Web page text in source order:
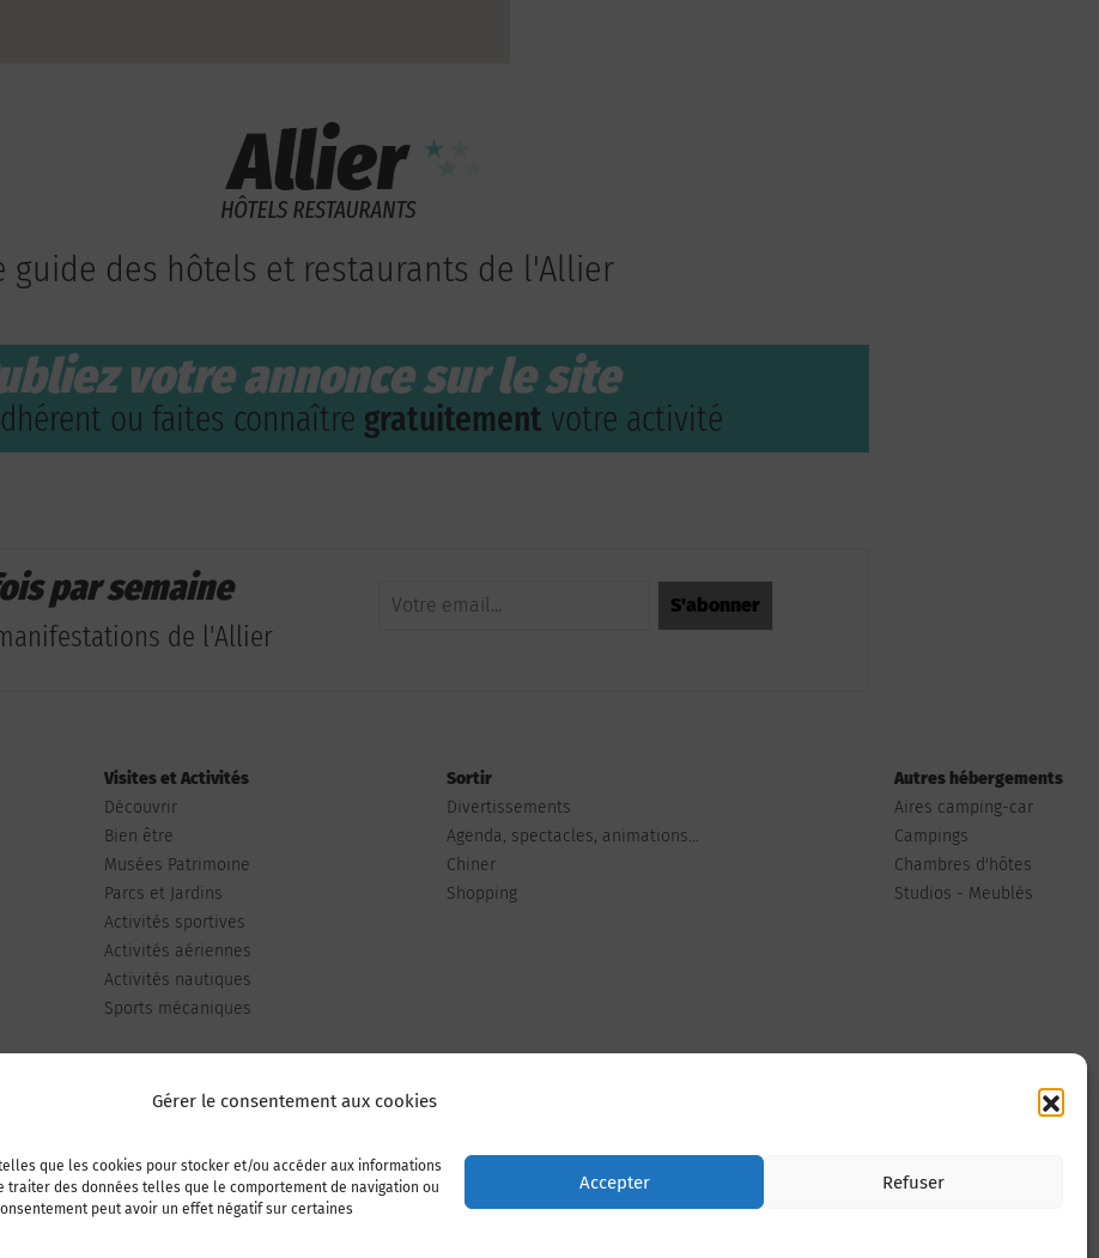
Gérer le consentement aux cookies
que les cookies pour stocker et/ou accéder aux informations
des données telles que le comportement de navigation ou
peut avoir un effet négatif sur certaines
Accepter Refuser
guide des hôtels et restaurants de l'Allier
votre annonce sur le site
ou faites connaître gratuitement votre activité
par semaine
de l'Allier
Visites et Activités
Découvrir
Bien être
Musées Patrimoine
Parcs et Jardins
Activités sportives
Activités aériennes
Activités nautiques
Sports mécaniques
Sortir
Divertissements
Agenda, spectacles, animations...
Chiner
Shopping
Autres hébergements
Aires camping-car
Campings
Chambres d'hôtes
Studios - Meublés
Publiez votre annonce Adhérer à l’association Nous contacter